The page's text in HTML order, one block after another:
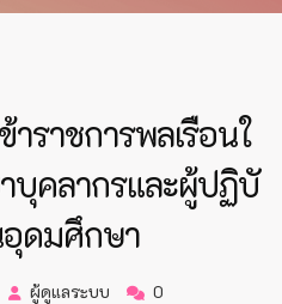
ราชการพลเรือนใ
คลากรและผู้ปฏิบั
ดมศึกษา
ผู้ดูแลระบบ 0